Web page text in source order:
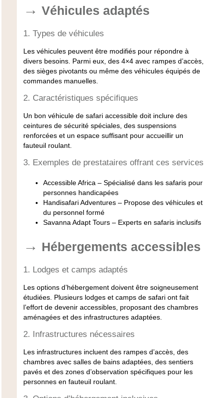
Véhicules adaptés
1. Types de véhicules
Les véhicules peuvent être modifiés pour répondre à
divers besoins. Parmi eux, des 4×4 avec rampes d’accès,
des sièges pivotants ou même des véhicules équipés de
commandes manuelles.
2. Caractéristiques spécifiques
Un bon véhicule de safari accessible doit inclure des
ceintures de sécurité spéciales, des suspensions
renforcées et un espace suffisant pour accueillir un
fauteuil roulant.
3. Exemples de prestataires offrant ces services
Accessible Africa– Spécialisé dans les safaris pour
personnes handicapées
Handisafari Adventures– Propose des véhicules et
du personnel formé
Savanna Adapt Tours– Experts en safaris inclusifs
Hébergements accessibles
1. Lodges et camps adaptés
Les options d’hébergement doivent être soigneusement
étudiées. Plusieurs lodges et camps de safari ont fait
l’effort de devenir accessibles, proposant des chambres
aménagées et des infrastructures adaptées.
2. Infrastructures nécessaires
Les infrastructures incluent des rampes d’accès, des
chambres avec salles de bains adaptées, des sentiers
pavés et des zones d’observation spécifiques pour les
personnes en fauteuil roulant.